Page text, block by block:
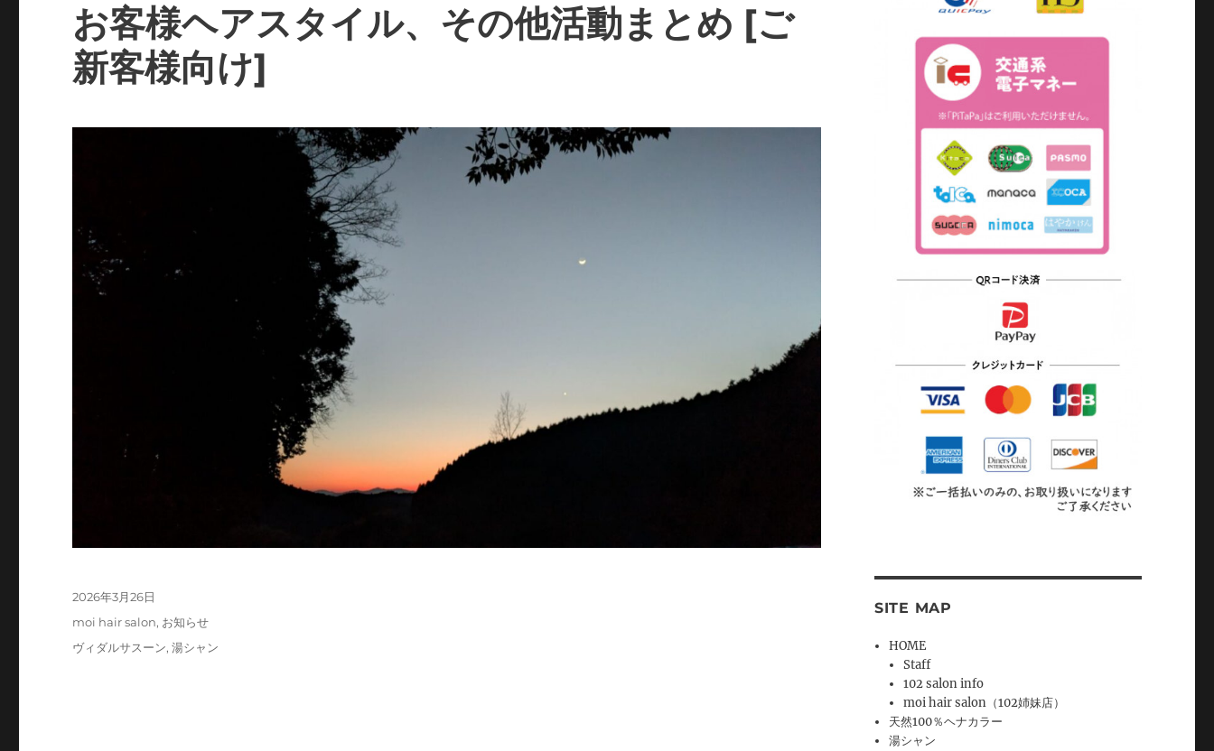
お客様ヘアスタイル、その他活動まとめ [ご
新客様向け]
投
2026年3月26日
カ
テ
moi hair salon, お知らせ
タ
ヴィダルサスーン,湯シャン
SITE MAP
HOME
Staff
102 salon info
moi hair salon（102姉妹店）
天然100％ヘナカラー
湯シャン